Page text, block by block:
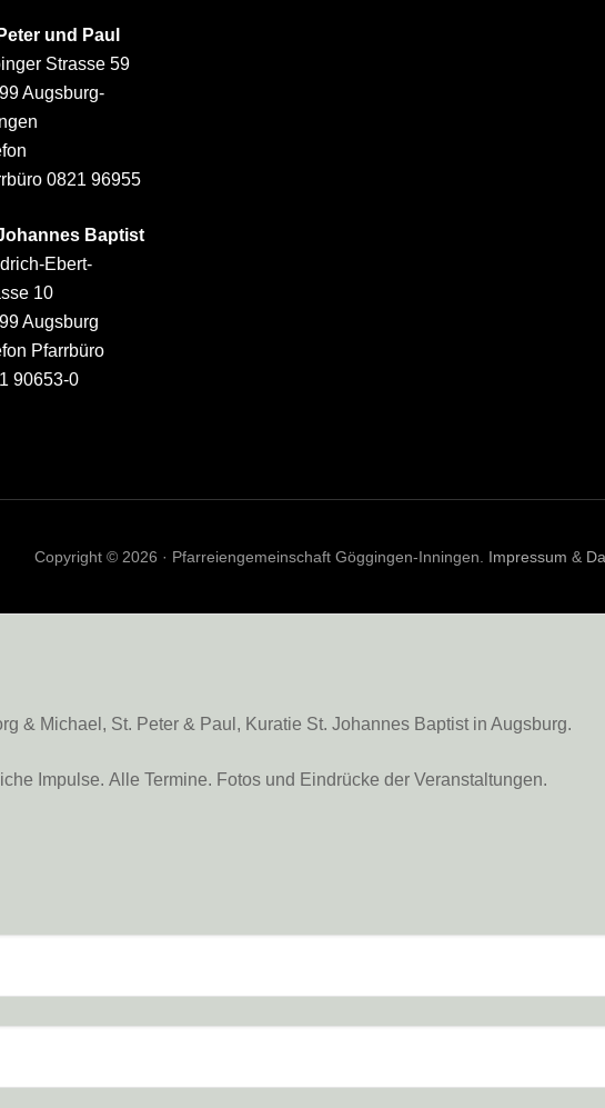
und Paul
Strasse 59
Augsburg-
0821 96955
Baptist
Ebert-
10
Augsburg
Pfarrbüro
90653-0
Copyright © 2026 · Pfarreiengemeinschaft Göggingen-Inningen. Impressum &
& Michael, St. Peter & Paul, Kuratie St. Johannes Baptist in Augsburg.
Impulse. Alle Termine. Fotos und Eindrücke der Veranstaltungen.